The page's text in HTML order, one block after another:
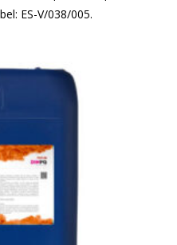
ES-V/038/005.